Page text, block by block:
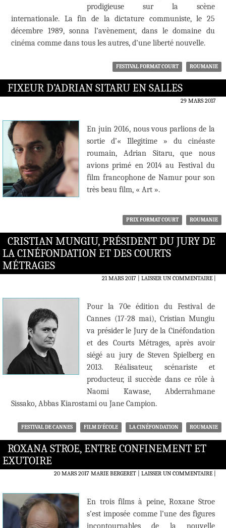
prodigieuse sur la scène
internationale. La fin de la dictature communiste, le 25
décembre 1989, sonna l’avènement, dans le domaine du
cinéma comme dans tous les autres, d’une liberté nouvelle.
FESTIVAL FORMAT COURT ROUMANIE
FIXEUR D’ADRIAN SITARU EN SALLES
29 MARS 2017
En juin 2016, nous vous parlions de la
sortie d’« Illegitime » du cinéaste
roumain, Adrian Sitaru, que nous
avions primé en 2014 au Festival du
film francophone de Namur pour son
très beau film, « Art ».
PRIX FORMAT COURT ROUMANIE
CRISTIAN MUNGIU, PRÉSIDENT DU JURY DE
LA CINÉFONDATION ET DES COURTS
MÉTRAGES
21 MARS 2017 LAISSER UN COMMENTAIRE|
Pour la 70e édition du Festival de
Cannes (17-28 mai), Cristian Mungiu
va présider le Jury de la Cinéfondation
et des Courts Métrages, après avoir
siégé au jury de Steven Spielberg en
2013. Réalisateur, scénariste et
producteur, il succède dans ce rôle à
Naomi Kawase, Abderrahmane
Sissako, Abbas Kiarostami ou Jane Campion.
FESTIVAL DE CANNES FILM D'ÉCOLE LA CINÉFONDATION ROUMANIE
ROXANA STROE, ENTRE CONFINEMENT ET
EXUTOIRE
20 MARS 2017 MARIE BERGERET LAISSER UN COMMENTAIRE|
En trois films à peine, Roxane Stroe
s’est imposée comme l’une des figures
incontournables de la nouvelle